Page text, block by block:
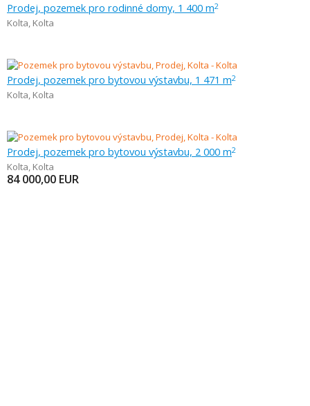
Prodej, pozemek pro rodinné domy, 1 400 m2
Kolta, Kolta
Prodej, pozemek pro bytovou výstavbu, 1 471 m2
Kolta, Kolta
Prodej, pozemek pro bytovou výstavbu, 2 000 m2
Kolta, Kolta
84 000,00 EUR